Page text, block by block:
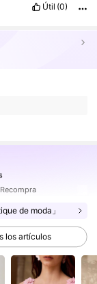
Útil (0)
de moda」
los artículos